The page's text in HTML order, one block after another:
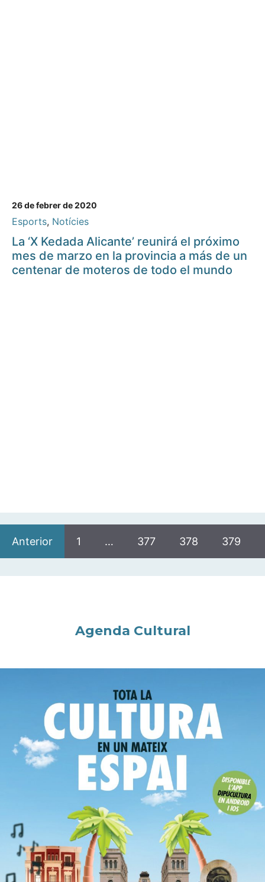
26 de febrer de 2020
Esports, Notícies
La ‘X Kedada Alicante’ reunirá el próximo
mes de marzo en la provincia a más de un
centenar de moteros de todo el mundo
Anterior 1 … 377 378 379
Agenda Cultural